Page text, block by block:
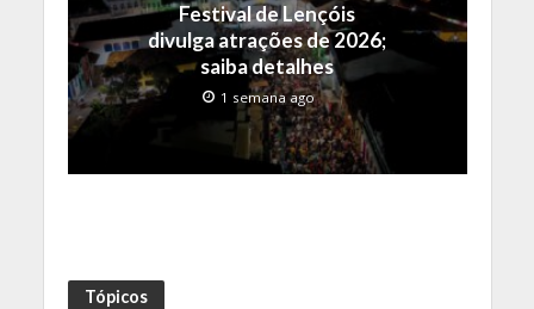
Festival de Lençóis
divulga atrações de 2026;
saiba detalhes
1 semana ago
Tópicos